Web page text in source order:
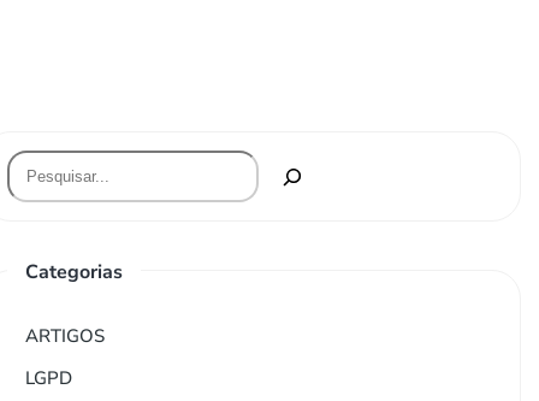
Categorias
ARTIGOS
LGPD